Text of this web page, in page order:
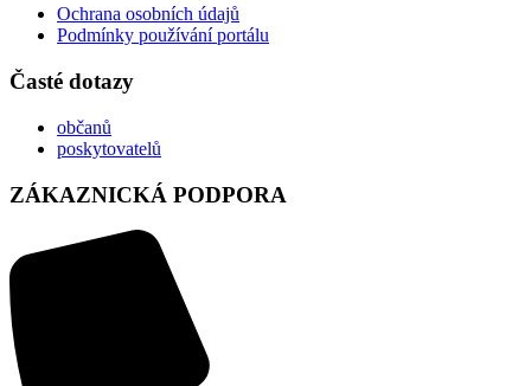
Ochrana osobních údajů
Podmínky používání portálu
Časté dotazy
občanů
poskytovatelů
ZÁKAZNICKÁ PODPORA